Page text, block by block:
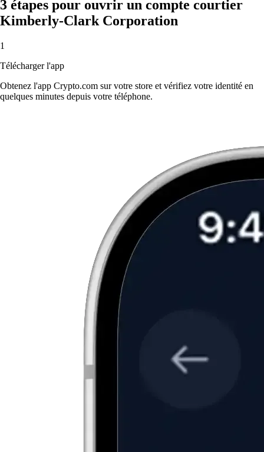
3 étapes pour ouvrir un compte courtier
Kimberly-Clark Corporation
1
Télécharger l'app
Obtenez l'app Crypto.com sur votre store et vérifiez votre identité en
quelques minutes depuis votre téléphone.